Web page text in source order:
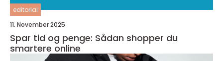
editorial
11. November 2025
Spar tid og penge: Sådan shopper du
smartere online